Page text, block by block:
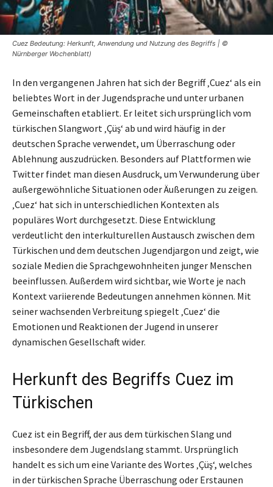
Cuez Bedeutung: Herkunft, Anwendung und Nutzung des Begriffs | ©
Nürnberger Wochenblatt)
In den vergangenen Jahren hat sich der Begriff ‚Cuez‘ als ein
beliebtes Wort in der Jugendsprache und unter urbanen
Gemeinschaften etabliert. Er leitet sich ursprünglich vom
türkischen Slangwort ‚Çüş‘ ab und wird häufig in der
deutschen Sprache verwendet, um Überraschung oder
Ablehnung auszudrücken. Besonders auf Plattformen wie
Twitter findet man diesen Ausdruck, um Verwunderung über
außergewöhnliche Situationen oder Äußerungen zu zeigen.
‚Cuez‘ hat sich in unterschiedlichen Kontexten als
populäres Wort durchgesetzt. Diese Entwicklung
verdeutlicht den interkulturellen Austausch zwischen dem
Türkischen und dem deutschen Jugendjargon und zeigt, wie
soziale Medien die Sprachgewohnheiten junger Menschen
beeinflussen. Außerdem wird sichtbar, wie Worte je nach
Kontext variierende Bedeutungen annehmen können. Mit
seiner wachsenden Verbreitung spiegelt ‚Cuez‘ die
Emotionen und Reaktionen der Jugend in unserer
dynamischen Gesellschaft wider.
Herkunft des Begriffs Cuez im
Türkischen
Cuez ist ein Begriff, der aus dem türkischen Slang und
insbesondere dem Jugendslang stammt. Ursprünglich
handelt es sich um eine Variante des Wortes ‚Çüş‘, welches
in der türkischen Sprache Überraschung oder Erstaunen